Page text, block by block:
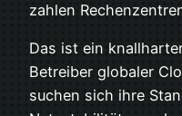
zahlen
Das ist ein
Betreiber globaler
suchen sich ihre